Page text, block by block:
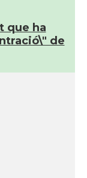
que ha
de